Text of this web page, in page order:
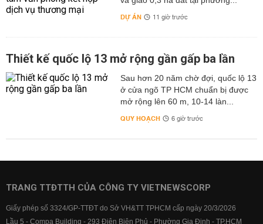
DỰ ÁN 11 giờ trước
Thiết kế quốc lộ 13 mở rộng gần gấp ba lần
Sau hơn 20 năm chờ đợi, quốc lộ 13
ở cửa ngõ TP HCM chuẩn bị được
mở rộng lên 60 m, 10-14 làn...
QUY HOẠCH 6 giờ trước
TRANG TTĐTTH CỦA CÔNG TY VIETNEWSCORP
Giấy phép số 3324/GP-TTĐT do Sở VH&TT TPHCM cấp ngày 20/3/2026
Lầu 5 - Compa Building - 293 Điện Biên Phủ - Phường Gia Định - TP.HCM